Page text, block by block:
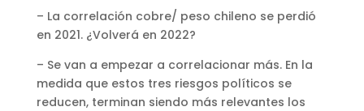
– La correlación cobre/ peso chileno se perdió
en 2021. ¿Volverá en 2022?
– Se van a empezar a correlacionar más. En la
medida que estos tres riesgos políticos se
reducen, terminan siendo más relevantes los